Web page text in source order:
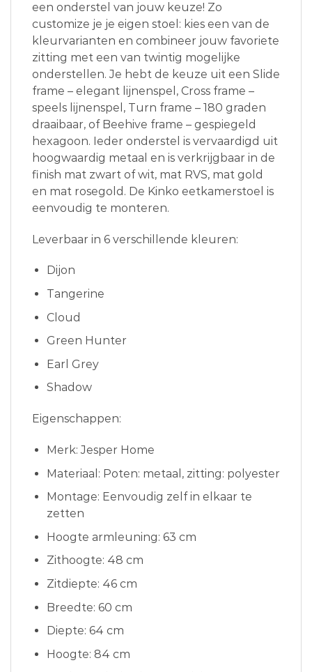
een onderstel van jouw keuze! Zo
customize je je eigen stoel: kies een van de
kleurvarianten en combineer jouw favoriete
zitting met een van twintig mogelijke
onderstellen. Je hebt de keuze uit een Slide
frame – elegant lijnenspel, Cross frame –
speels lijnenspel, Turn frame – 180 graden
draaibaar, of Beehive frame – gespiegeld
hexagoon. Ieder onderstel is vervaardigd uit
hoogwaardig metaal en is verkrijgbaar in de
finish mat zwart of wit, mat RVS, mat gold
en mat rosegold. De Kinko eetkamerstoel is
eenvoudig te monteren.
Leverbaar in 6 verschillende kleuren:
Dijon
Tangerine
Cloud
Green Hunter
Earl Grey
Shadow
Eigenschappen:
Merk: Jesper Home
Materiaal: Poten: metaal, zitting: polyester
Montage: Eenvoudig zelf in elkaar te
zetten
Hoogte armleuning: 63 cm
Zithoogte: 48 cm
Zitdiepte: 46 cm
Breedte: 60 cm
Diepte: 64 cm
Hoogte: 84 cm